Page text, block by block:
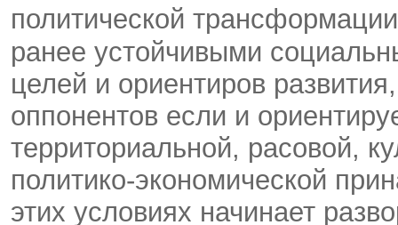
политической
ранее устойчивыми
целей и ориентиров
оппонентов если и
территориальной, расовой,
политико-экономической
этих условиях начинает